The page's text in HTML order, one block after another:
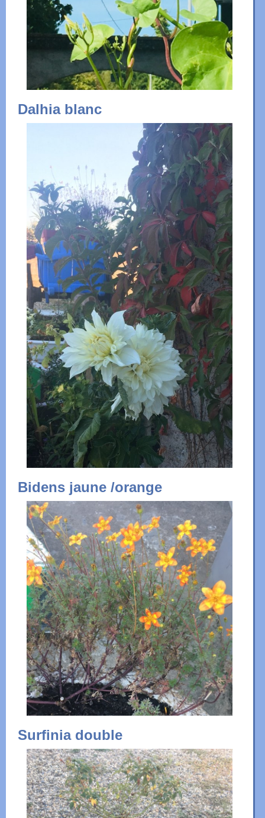
Dalhia blanc
Bidens jaune /orange
Surfinia double